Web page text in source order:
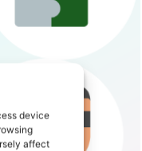
device
affect